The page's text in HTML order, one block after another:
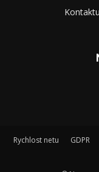
Rychlost netu GDPR